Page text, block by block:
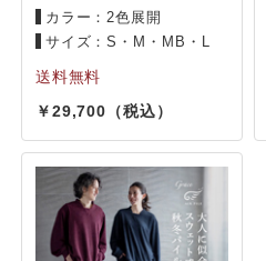
カラー：2色展開
サイズ：S・M・MB・L
29,700